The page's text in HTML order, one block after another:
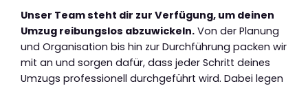
Unser Team steht dir zur Verfügung, um deinen
Umzug reibungslos abzuwickeln. Von der Planung
und Organisation bis hin zur Durchführung packen wir
mit an und sorgen dafür, dass jeder Schritt deines
Umzugs professionell durchgeführt wird. Dabei legen